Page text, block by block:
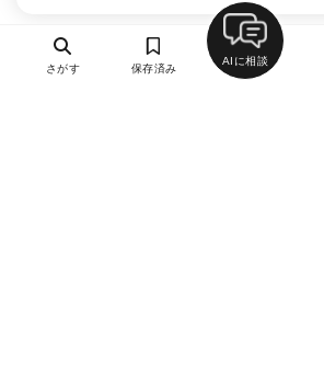
さがす 保存済み
AIに相談